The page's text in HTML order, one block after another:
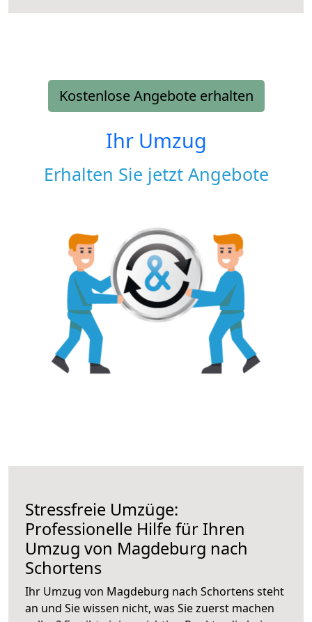
Kostenlose Angebote erhalten
Ihr Umzug
Erhalten Sie jetzt Angebote
Stressfreie Umzüge:
Professionelle Hilfe für Ihren
Umzug von Magdeburg nach
Schortens
Ihr Umzug von Magdeburg nach Schortens steht
an und Sie wissen nicht, was Sie zuerst machen